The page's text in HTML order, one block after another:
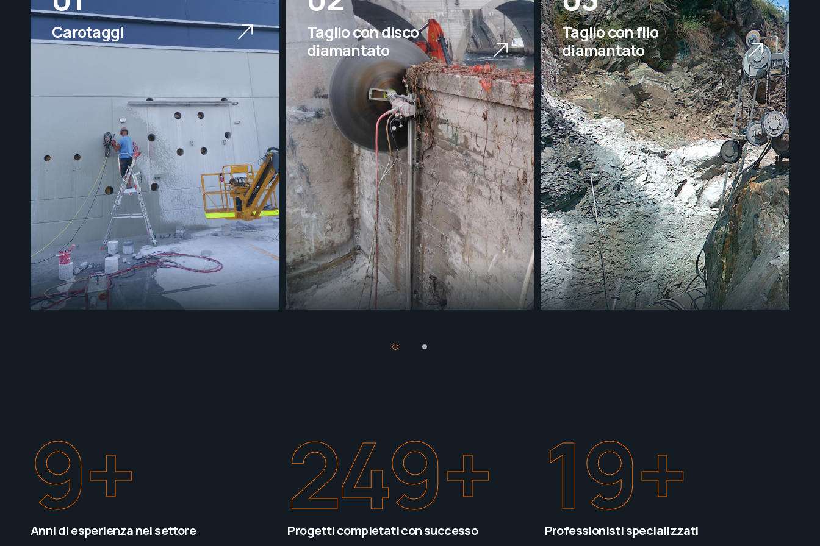
Carotaggi
Taglio con disco
diamantato
Taglio con filo
diamantato
Anni di esperienza nel settore
10+ Progetti completati con successo
250+ Professionisti specializzati
20+